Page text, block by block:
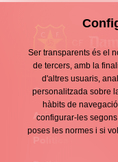
Enllaços
d'interès
Contacte
Footer
Avís legal
Política de
Ser transparents és el
de tercers, amb la
d'altres usuaris,
personalitzada sobre
hàbits de
configurar-les
poses les normes i si